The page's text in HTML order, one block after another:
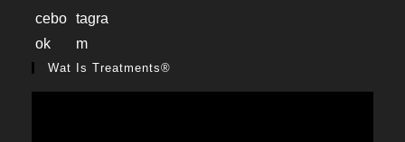
Wat Is Treatments®